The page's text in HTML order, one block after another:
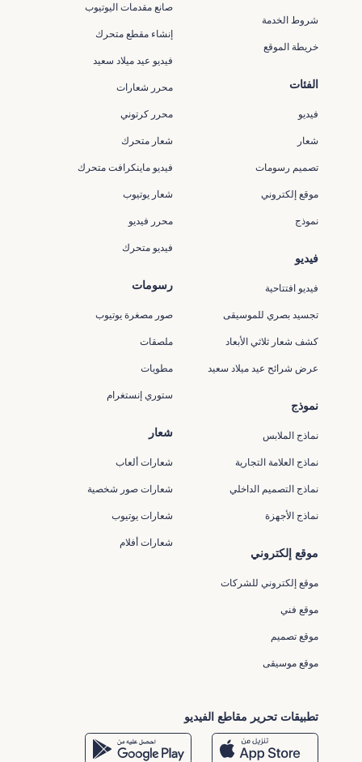
شروط الخدمة
خريطة الموقع
نموذج
نماذج الملابس
نماذج العلامة التجارية
نماذج التصميم الداخلي
نماذج الأجهزة
رسومات
صور مصغرة يوتيوب
ملصقات
مطويات
ستوري إنستغرام
الفئات
فيديو
شعار
تصميم رسومات
موقع إلكتروني
نموذج
شعار
شعارات ألعاب
شعارات صور شخصية
شعارات يوتيوب
شعارات أفلام
صانع مقدمات اليوتيوب
إنشاء مقطع متحرك
فيديو عيد ميلاد سعيد
محرر شعارات
محرر كرتوني
شعار متحرك
فيديو ماينكرافت متحرك
شعار يوتيوب
محرر فيديو
فيديو متحرك
تطبيقات تحرير مقاطع الفيديو
فيديو
فيديو افتتاحية
تجسيد بصري للموسيقى
كشف شعار ثلاثي الأبعاد
عرض شرائح عيد ميلاد سعيد
موقع إلكتروني
موقع إلكتروني للشركات
موقع فني
موقع تصميم
موقع موسيقى